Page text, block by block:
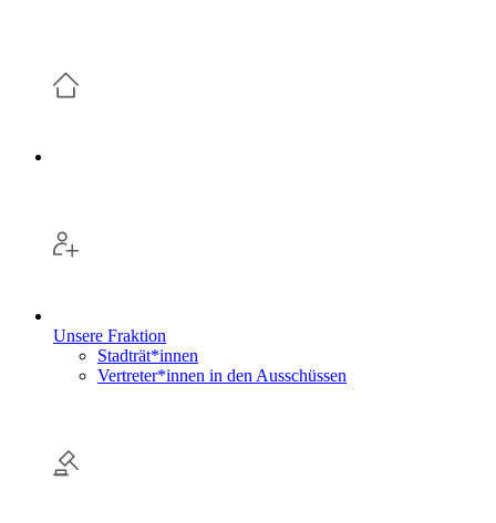
Unsere Fraktion
Stadträt*innen
Vertreter*innen in den Ausschüssen